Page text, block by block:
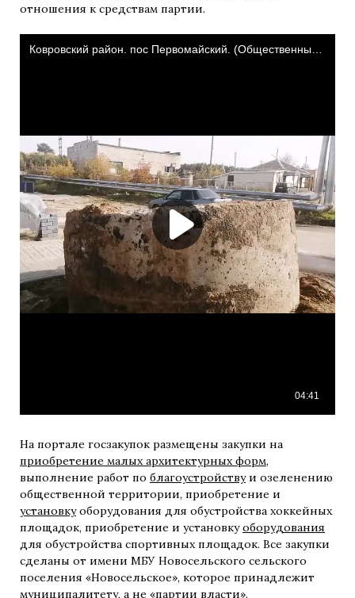
отношения к средствам партии.
На портале госзакупок размещены закупки на
приобретение малых архитектурных форм,
выполнение работ по благоустройствуи озеленению
общественной территории, приобретение и
установкуоборудования для обустройства хоккейных
площадок, приобретение и установкуоборудования
для обустройства спортивных площадок. Все закупки
сделаны от имени МБУ Новосельского сельского
поселения «Новосельское», которое принадлежит
муниципалитету, а не «партии власти».